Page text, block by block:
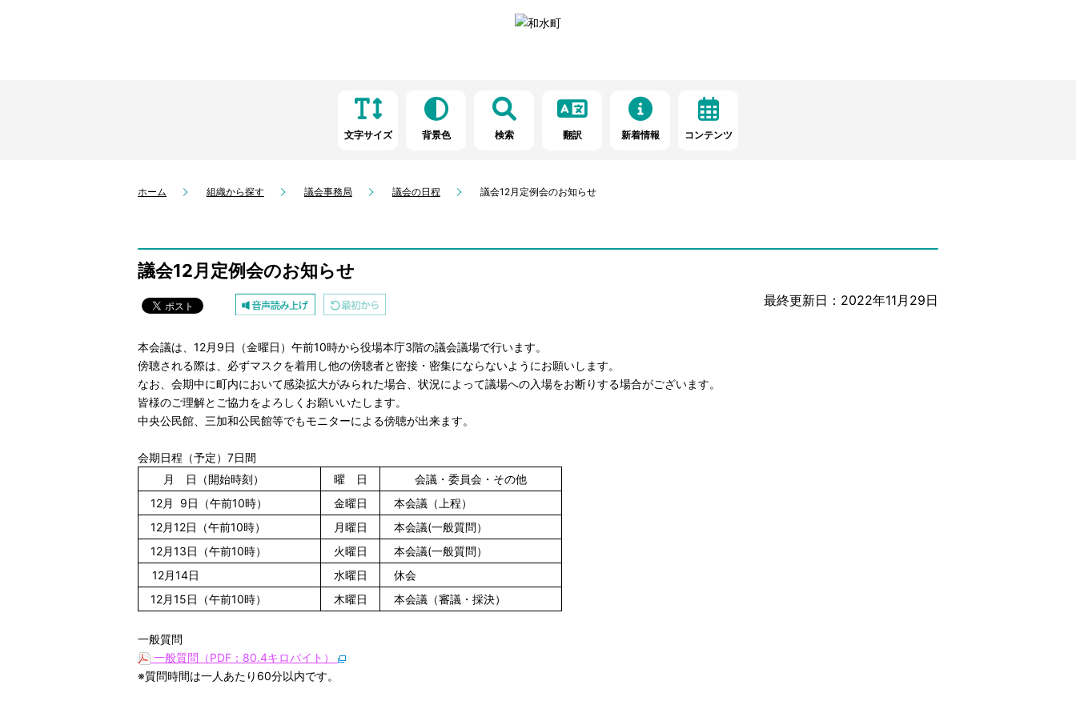
文字サイズ 背景色 検索 翻訳 新着情報 コンテンツ
ホーム 組織から探す 議会事務局 議会の日程 議会12月定例会のお知らせ
議会12月定例会のお知らせ
最終更新日：2022年11月29日
本会議は、12月9日（金曜日）午前10時から役場本庁3階の議会議場で行います。
傍聴される際は、必ずマスクを着用し他の傍聴者と密接・密集にならないようにお願いします。
なお、会期中に町内において感染拡大がみられた場合、状況によって議場への入場をお断りする場合がございます。
皆様のご理解とご協力をよろしくお願いいたします。
中央公民館、三加和公民館等でもモニターによる傍聴が出来ます。
会期日程（予定）7日間
月 日（開始時刻）
曜 日
会議・委員会・その他
12月 9日（午前10時）
金曜日
本会議（上程）
12月12日（午前10時）
月曜日
本会議(一般質問）
12月13日（午前10時）
火曜日
本会議(一般質問）
12月14日
水曜日
休会
12月15日（午前10時）
木曜日 本会議（審議・採決）
一般質問
一般質問（PDF：80.4キロバイト）
※質問時間は一人あたり60分以内です。